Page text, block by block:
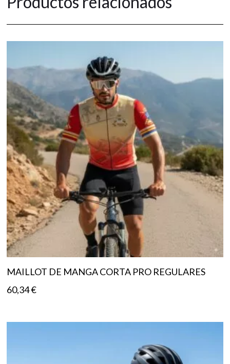
MAILLOT DE MANGA CORTA PRO REGULARES
60,34€